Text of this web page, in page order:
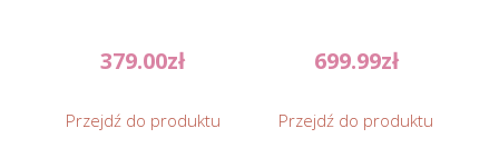
379.00zł
Przejdź do produktu
699.99zł
Przejdź do produktu